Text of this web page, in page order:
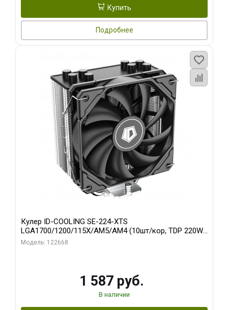
Купить
Подробнее
Кулер ID-COOLING SE-224-XTS
LGA1700/1200/115X/AM5/AM4 (10шт/кор, TDP 220W,
PWM, 4 тепл.трубки прямого контакта, FAN 120mm)
Модель: 122668
1 587 руб.
В наличии